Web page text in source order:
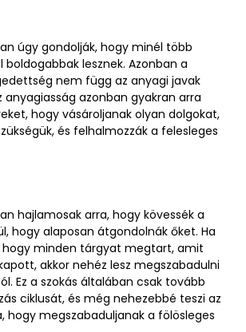
úgy gondolják, hogy minél több
boldogabbak lesznek. Azonban a
nem függ az anyagi javak
anyagiasság azonban gyakran arra
hogy vásároljanak olyan dolgokat,
és felhalmozzák a felesleges
hajlamosak arra, hogy kövessék a
hogy alaposan átgondolnák őket. Ha
hogy minden tárgyat megtart, amit
akkor nehéz lesz megszabadulni
Ez a szokás általában csak tovább
ciklusát, és még nehezebbé teszi az
hogy megszabaduljanak a fölösleges